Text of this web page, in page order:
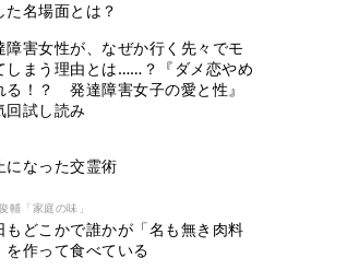
た名場面とは？
障害女性が、なぜか行く先々でモ
しまう理由とは……？『ダメ恋やめ
る！？ 発達障害女子の愛と性』
回試し読み
になった交霊術
輔「家庭の味」
もどこかで誰かが「名も無き肉料
を作って食べている